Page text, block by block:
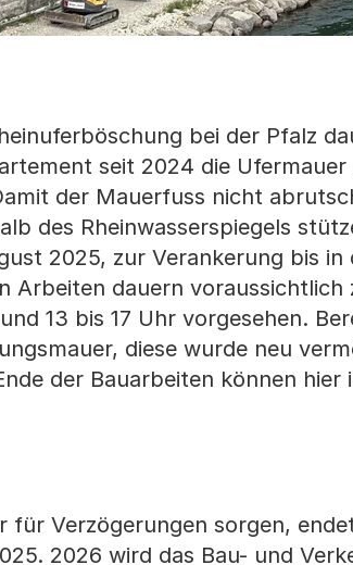
bei der Pfalz
seit 2024 die
der Mauerfuss nicht
des Rheinwasserspiegels
2025, zur Verankerung bis
Arbeiten dauern voraussichtlich
13 bis 17 Uhr vorgesehen.
diese wurde neu
der Bauarbeiten können hier
für Verzögerungen sorgen,
2026 wird das Bau- und